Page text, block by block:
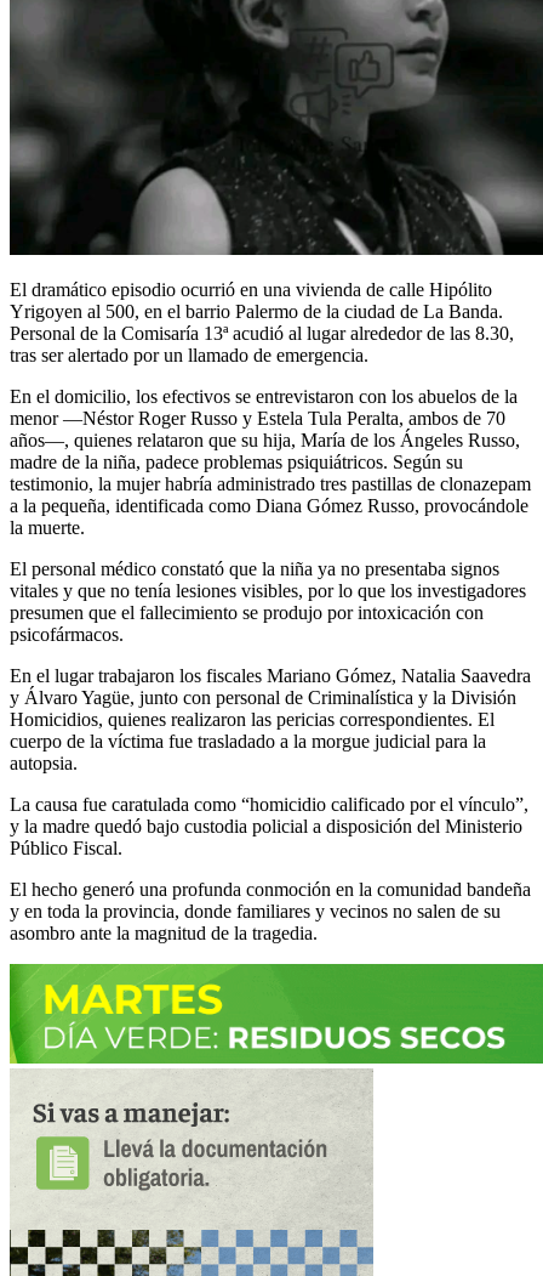
El dramático episodio ocurrió en una vivienda de calle Hipólito
Yrigoyen al 500, en el barrio Palermo de la ciudad de La Banda.
Personal de la Comisaría 13ª acudió al lugar alrededor de las 8.30,
tras ser alertado por un llamado de emergencia.
En el domicilio, los efectivos se entrevistaron con los abuelos de la
menor —Néstor Roger Russo y Estela Tula Peralta, ambos de 70
años—, quienes relataron que su hija, María de los Ángeles Russo,
madre de la niña, padece problemas psiquiátricos. Según su
testimonio, la mujer habría administrado tres pastillas de clonazepam
a la pequeña, identificada como Diana Gómez Russo, provocándole
la muerte.
El personal médico constató que la niña ya no presentaba signos
vitales y que no tenía lesiones visibles, por lo que los investigadores
presumen que el fallecimiento se produjo por intoxicación con
psicofármacos.
En el lugar trabajaron los fiscales Mariano Gómez, Natalia Saavedra
y Álvaro Yagüe, junto con personal de Criminalística y la División
Homicidios, quienes realizaron las pericias correspondientes. El
cuerpo de la víctima fue trasladado a la morgue judicial para la
autopsia.
La causa fue caratulada como “homicidio calificado por el vínculo”,
y la madre quedó bajo custodia policial a disposición del Ministerio
Público Fiscal.
El hecho generó una profunda conmoción en la comunidad bandeña
y en toda la provincia, donde familiares y vecinos no salen de su
asombro ante la magnitud de la tragedia.